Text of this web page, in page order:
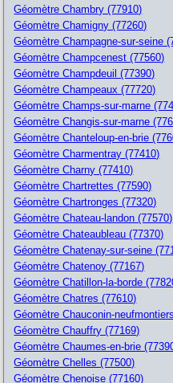
Géomètre Chambry (77910)
Géomètre Chamigny (77260)
Géomètre Champagne-sur-seine
Géomètre Champcenest (77560)
Géomètre Champdeuil (77390)
Géomètre Champeaux (77720)
Géomètre Champs-sur-marne
Géomètre Changis-sur-marne
Géomètre Chanteloup-en-brie
Géomètre Charmentray (77410)
Géomètre Charny (77410)
Géomètre Chartrettes (77590)
Géomètre Chartronges (77320)
Géomètre Chateau-landon (77570)
Géomètre Chateaubleau (77370)
Géomètre Chatenay-sur-seine
Géomètre Chatenoy (77167)
Géomètre Chatillon-la-borde
Géomètre Chatres (77610)
Géomètre Chauconin-
Géomètre Chauffry (77169)
Géomètre Chaumes-en-brie
Géomètre Chelles (77500)
Géomètre Chenoise (77160)